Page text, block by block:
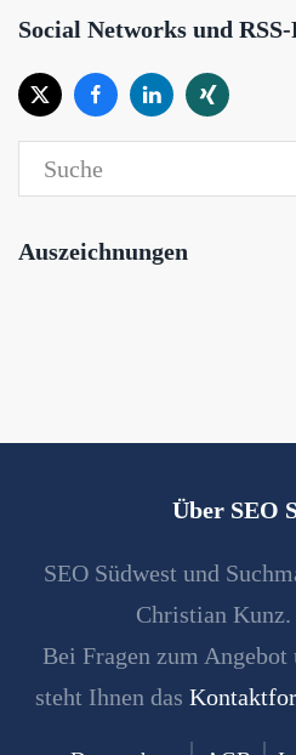
Social Networks und RSS-
Auszeichnungen
Über SEO
SEO Südwest und
Christian Kunz.
Bei Fragen zum
steht Ihnen das